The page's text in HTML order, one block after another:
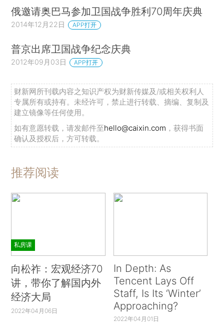
俄邀请奥巴马参加卫国战争胜利70周年庆典
2014年12月22日 APP打开
普京出席卫国战争纪念庆典
2012年09月03日 APP打开
财新网所刊载内容之知识产权为财新传媒及/或相关权利人
专属所有或持有。未经许可，禁止进行转载、摘编、复制及
建立镜像等任何使用。
如有意愿转载，请发邮件至hello@caixin.com ，获得书面
确认及授权后，方可转载。
推荐阅读
私房课
向松祚：宏观经济70
讲，带你了解国内外
经济大局
2022年04月06日
In Depth: As
Tencent Lays Off
Staff, Is Its ‘Winter’
Approaching?
2022年04月01日